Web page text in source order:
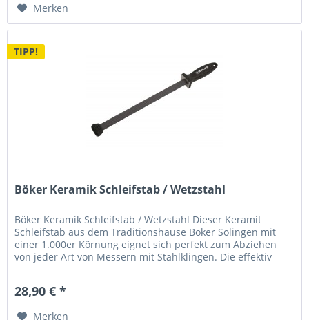
Merken
TIPP!
Böker Keramik Schleifstab / Wetzstahl
Böker Keramik Schleifstab / Wetzstahl Dieser Keramit
Schleifstab aus dem Traditionshause Böker Solingen mit
einer 1.000er Körnung eignet sich perfekt zum Abziehen
von jeder Art von Messern mit Stahlklingen. Die effektiv
28,90 € *
Merken